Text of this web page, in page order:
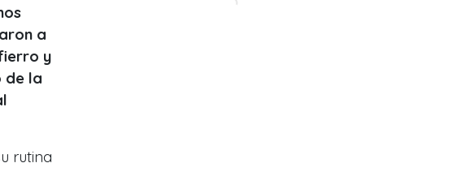
en la
el otro
el
a
de la